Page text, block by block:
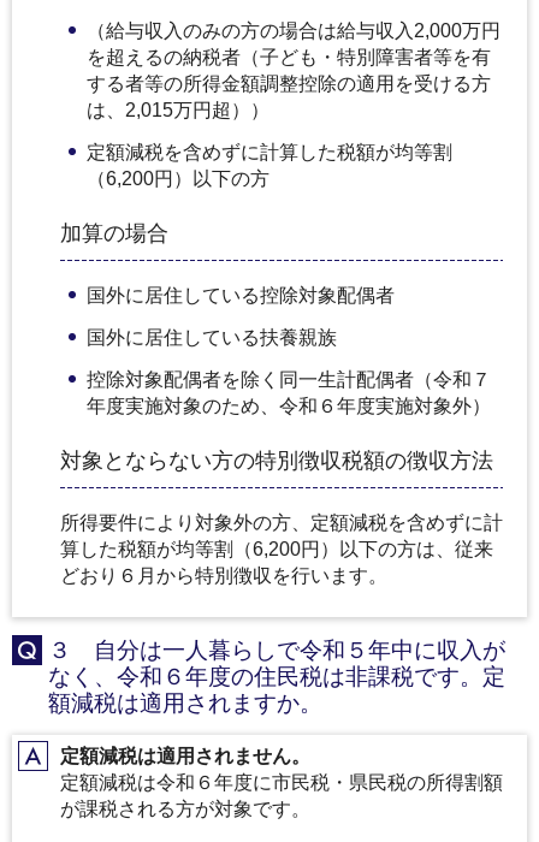
（給与収入のみの方の場合は給与収入2,000万円
を超えるの納税者（子ども・特別障害者等を有
する者等の所得金額調整控除の適用を受ける方
は、2,015万円超））
定額減税を含めずに計算した税額が均等割
（6,200円）以下の方
加算の場合
国外に居住している控除対象配偶者
国外に居住している扶養親族
控除対象配偶者を除く同一生計配偶者（令和７
年度実施対象のため、令和６年度実施対象外）
対象とならない方の特別徴収税額の徴収方法
所得要件により対象外の方、定額減税を含めずに計
算した税額が均等割（6,200円）以下の方は、従来
どおり６月から特別徴収を行います。
Q
３ 自分は一人暮らしで令和５年中に収入が
なく、令和６年度の住民税は非課税です。定
額減税は適用されますか。
A定額減税は適用されません。
定額減税は令和６年度に市民税・県民税の所得割額
が課税される方が対象です。